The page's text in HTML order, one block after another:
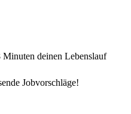
deinen Lebenslauf
Jobvorschläge!